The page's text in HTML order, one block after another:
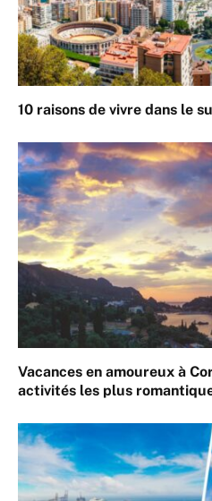
10 raisons de vivre dans le
Vacances en amoureux à
activités les plus